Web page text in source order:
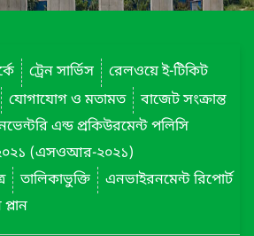
ট্রেন সার্ভিস
রেলওয়ে ই-টিকিট
যোগাযোগ ও মতামত
বাজেট সংক্রান্ত
এন্ড প্রকিউরমেন্ট পলিসি
(এসওআর-২০২১)
তালিকাভুক্তি
এনভাইরনমেন্ট রিপোর্ট